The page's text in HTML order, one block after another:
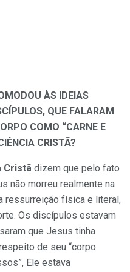
ÀS IDEIAS
QUE FALARAM
COMO “CARNE E
CRISTÃ?
Cristã dizem que pelo fato
não morreu realmente na
ressurreição física e literal,
Os discípulos estavam
que Jesus tinha
de seu “corpo
Ele estava